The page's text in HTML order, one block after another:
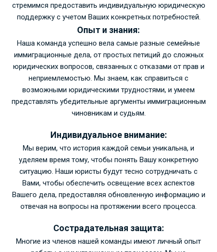
стремимся предоставить индивидуальную юридическую
поддержку с учетом Ваших конкретных потребностей.
Опыт и знания:
Наша команда успешно вела самые разные семейные
иммиграционные дела, от простых петиций до сложных
юридических вопросов, связанных с отказами от прав и
неприемлемостью. Мы знаем, как справиться с
возможными юридическими трудностями, и умеем
представлять убедительные аргументы иммиграционным
чиновникам и судьям.
Индивидуальное внимание:
Мы верим, что история каждой семьи уникальна, и
уделяем время тому, чтобы понять Вашу конкретную
ситуацию. Наши юристы будут тесно сотрудничать с
Вами, чтобы обеспечить освещение всех аспектов
Вашего дела, предоставляя обновленную информацию и
отвечая на вопросы на протяжении всего процесса.
Сострадательная защита:
Многие из членов нашей команды имеют личный опыт